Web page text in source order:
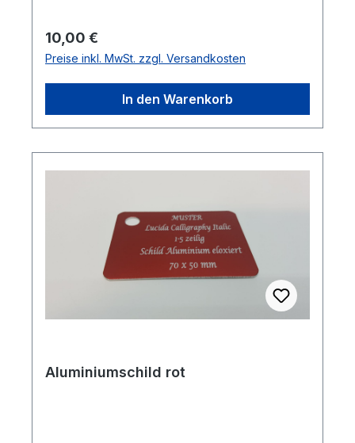
Regulärer Preis:
10,00 €
Preise inkl. MwSt. zzgl. Versandkosten
In den Warenkorb
Aluminiumschild rot